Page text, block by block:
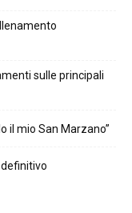
sulle principali
il mio San Marzano”